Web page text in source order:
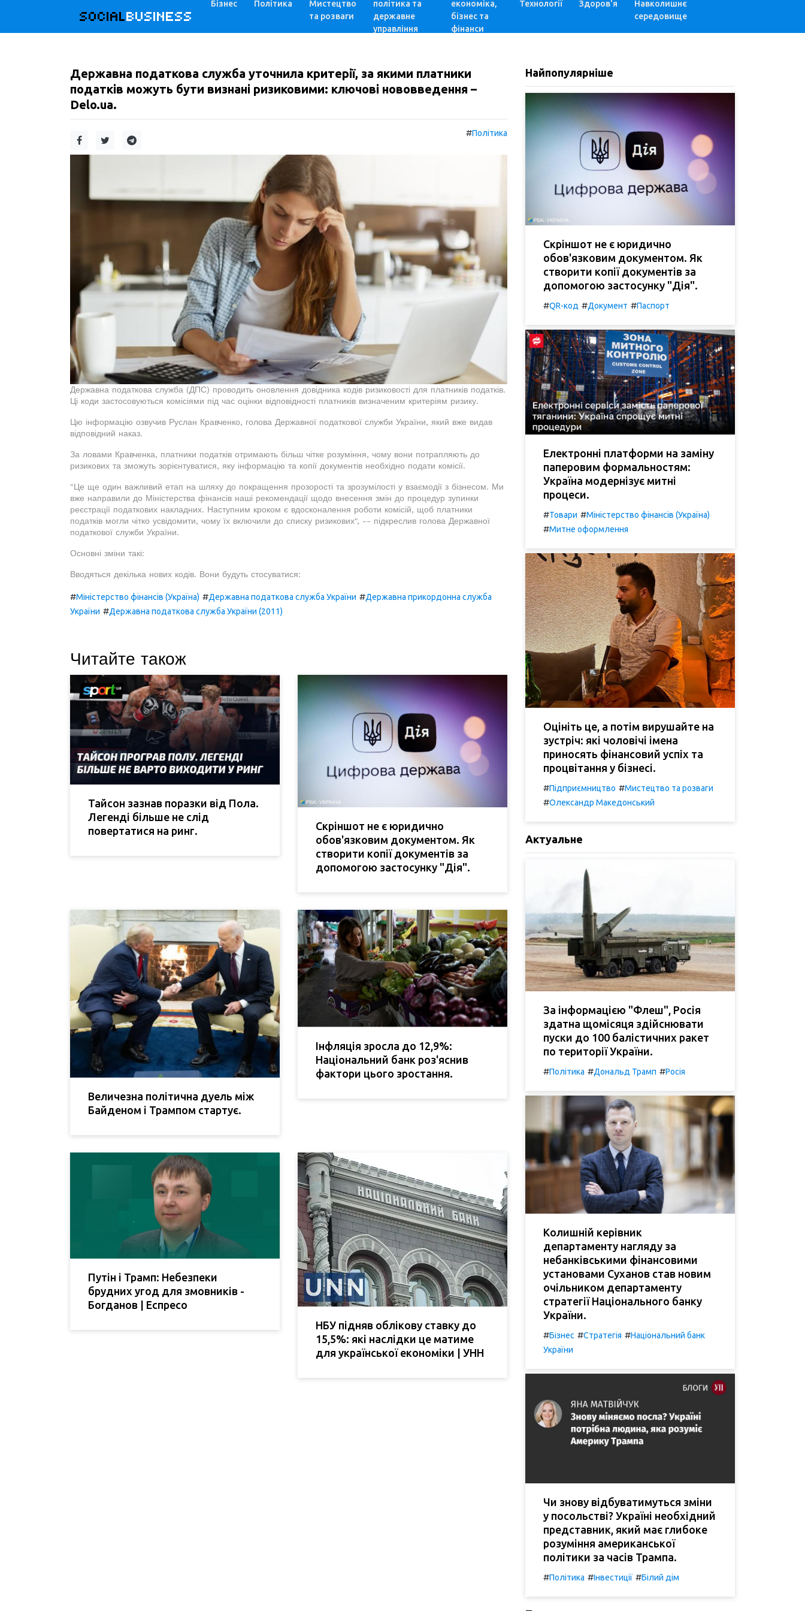
SOCIALBUSINESS
Бізнес Політика
Мистецтво
та розваги
політика та
державне
управління
економіка,
бізнес та
фінанси
Технології Здоров'я
Навколишнє
середовище
Державна податкова служба уточнила критерії, за якими платники
податків можуть бути визнані ризиковими: ключові нововведення –
Delo.ua.
#Політика
Державна податкова служба (ДПС) проводить оновлення довідника кодів ризиковості для платників податків.
Ці коди застосовуються комісіями під час оцінки відповідності платників визначеним критеріям ризику.
Цю інформацію озвучив Руслан Кравченко, голова Державної податкової служби України, який вже видав
відповідний наказ.
За ловами Кравченка, платники податків отримають більш чітке розуміння, чому вони потрапляють до
ризикових та зможуть зорієнтуватися, яку інформацію та копії документів необхідно подати комісії.
"Це ще один важливий етап на шляху до покращення прозорості та зрозумілості у взаємодії з бізнесом. Ми
вже направили до Міністерства фінансів наші рекомендації щодо внесення змін до процедур зупинки
реєстрації податкових накладних. Наступним кроком є вдосконалення роботи комісій, щоб платники
податків могли чітко усвідомити, чому їх включили до списку ризикових", -- підкреслив голова Державної
податкової служби України.
Основні зміни такі:
Вводяться декілька нових кодів. Вони будуть стосуватися:
#Міністерство фінансів (Україна) #Державна податкова служба України #Державна прикордонна служба
України #Державна податкова служба України (2011)
Читайте також
Тайсон зазнав поразки від Пола.
Легенді більше не слід
повертатися на ринг.
Скріншот не є юридично
обов'язковим документом. Як
створити копії документів за
допомогою застосунку "Дія".
Величезна політична дуель між
Байденом і Трампом стартує.
Інфляція зросла до 12,9%:
Національний банк роз'яснив
фактори цього зростання.
Путін і Трамп: Небезпеки
брудних угод для змовників -
Богданов | Еспресо
НБУ підняв облікову ставку до
15,5%: які наслідки це матиме
для української економіки | УНН
Найпопулярніше
Скріншот не є юридично
обов'язковим документом. Як
створити копії документів за
допомогою застосунку "Дія".
#QR-код #Документ #Паспорт
Електронні платформи на заміну
паперовим формальностям:
Україна модернізує митні
процеси.
#Товари #Міністерство фінансів (Україна)
#Митне оформлення
Оцініть це, а потім вирушайте на
зустріч: які чоловічі імена
приносять фінансовий успіх та
процвітання у бізнесі.
#Підприємництво #Мистецтво та розваги
#Олександр Македонський
Актуальне
За інформацією "Флеш", Росія
здатна щомісяця здійснювати
пуски до 100 балістичних ракет
по території України.
#Політика #Дональд Трамп #Росія
Колишній керівник
департаменту нагляду за
небанківськими фінансовими
установами Суханов став новим
очільником департаменту
стратегії Національного банку
України.
#Бізнес #Стратегія #Національний банк
України
Чи знову відбуватимуться зміни
у посольстві? Україні необхідний
представник, який має глибоке
розуміння американської
політики за часів Трампа.
#Політика #Інвестиції #Білий дім